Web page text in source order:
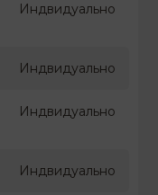
Индвидуально
Индвидуально
Индвидуально
Индвидуально